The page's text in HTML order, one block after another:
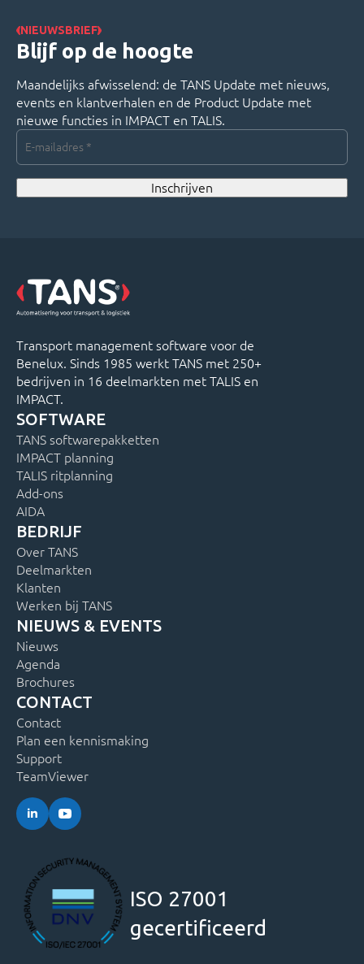
NIEUWSBRIEF
Blijf op de hoogte
Maandelijks afwisselend: de TANS Update met nieuws,
events en klantverhalen en de Product Update met
nieuwe functies in IMPACT en TALIS.
E-
mailadres
Inschrijven
Transport management software voor de
Benelux. Sinds 1985 werkt TANS met 250+
bedrijven in 16 deelmarkten met TALIS en
IMPACT.
SOFTWARE
TANS softwarepakketten
IMPACT planning
TALIS ritplanning
Add-ons
AIDA
BEDRIJF
Over TANS
Deelmarkten
Klanten
Werken bij TANS
NIEUWS & EVENTS
Nieuws
Agenda
Brochures
CONTACT
Contact
Plan een kennismaking
Support
TeamViewer
ISO 27001
gecertificeerd